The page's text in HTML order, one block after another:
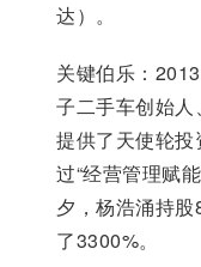
达）。
关键伯乐：
子二手车创始
提供了天使轮
过“经营管理赋
夕，杨浩涌持
了3300%。